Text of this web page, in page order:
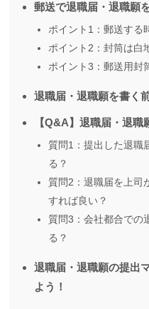
郵送で退職届・退職願
ポイント1：郵送する
ポイント2：封筒は白
ポイント3：郵送用封
退職届・退職願を書く
【Q&A】退職届・退
質問1：提出した退職
る？
質問2：退職届を上司
すれば良い？
質問3：会社都合での
る？
退職届・退職願の提出
よう！